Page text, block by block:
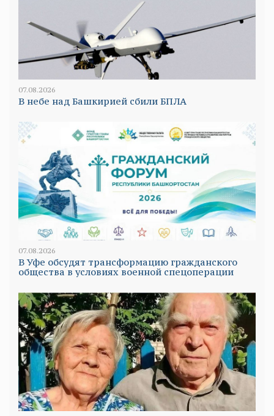
07.08.2026
В небе над Башкирией сбили БПЛА
07.08.2026
В Уфе обсудят трансформацию гражданского
общества в условиях военной спецоперации